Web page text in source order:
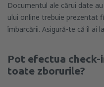
Documentul ale cărui date
ului online trebuie prezentat
îmbarcării. Asigură-te că îl ai
Pot efectua check-
toate zborurile?